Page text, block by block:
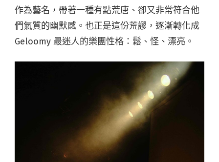
作為藝名，帶著一種有點荒唐、卻又非常符合他
們氣質的幽默感。也正是這份荒謬，逐漸轉化成
Geloomy 最迷人的樂團性格：鬆、怪、漂亮。